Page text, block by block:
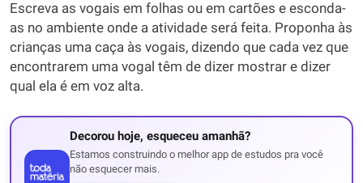
Escreva as vogais em folhas ou em cartões e esconda-
as no ambiente onde a atividade será feita. Proponha às
crianças uma caça às vogais, dizendo que cada vez que
encontrarem uma vogal têm de dizer mostrar e dizer
qual ela é em voz alta.
Decorou hoje, esqueceu amanhã?
Estamos construindo o melhor app de estudos pra você
não esquecer mais.